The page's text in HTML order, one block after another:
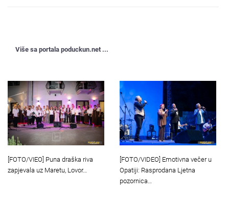
Više sa portala poduckun.net ...
[FOTO/VIEO] Puna draška riva
zapjevala uz Maretu, Lovor…
[FOTO/VIDEO] Emotivna večer u
Opatiji: Rasprodana Ljetna
pozornica…